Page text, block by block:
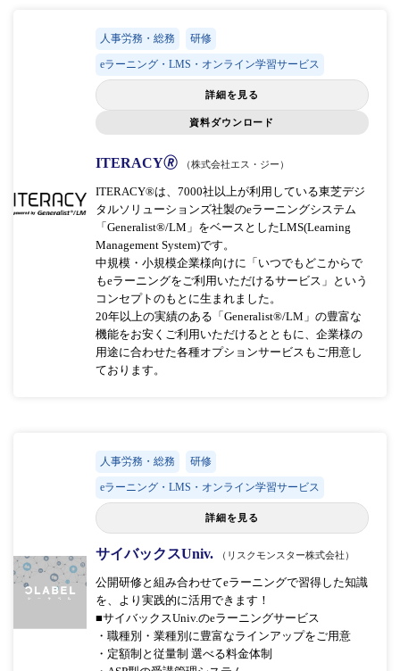
人事労務・総務 研修
eラーニング・LMS・オンライン学習サービス
詳細を見る
資料ダウンロード
ITERACY🄬 （株式会社エス・ジー）
ITERACY®は、7000社以上が利用している東芝デジ
タルソリューションズ社製のeラーニングシステム
「Generalist®/LM」をベースとしたLMS(Learning
Management System)です。
中規模・小規模企業様向けに「いつでもどこからで
もeラーニングをご利用いただけるサービス」という
コンセプトのもとに生まれました。
20年以上の実績のある「Generalist®/LM」の豊富な
機能をお安くご利用いただけるとともに、企業様の
用途に合わせた各種オプションサービスもご用意し
ております。
人事労務・総務 研修
eラーニング・LMS・オンライン学習サービス
詳細を見る
サイバックスUniv. （リスクモンスター株式会社）
公開研修と組み合わせてeラーニングで習得した知識
を、より実践的に活用できます！
■サイバックスUniv.のeラーニングサービス
・職種別・業種別に豊富なラインアップをご用意
・定額制と従量制 選べる料金体制